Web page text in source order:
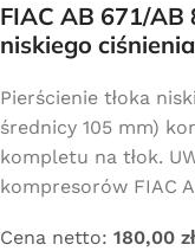
FIAC AB 671/AB
niskiego ciśnienia
Pierścienie tłoka
średnicy 105 mm)
kompletu na tłok.
kompresorów FIAC
Cena netto: 180,00 zł